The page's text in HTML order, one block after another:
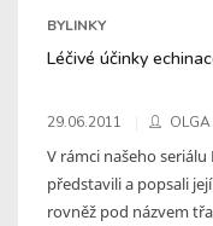
BYLINKY
Léčivé účinky
29.06.2011
V rámci našeho
představili a popsali
rovněž pod názvem